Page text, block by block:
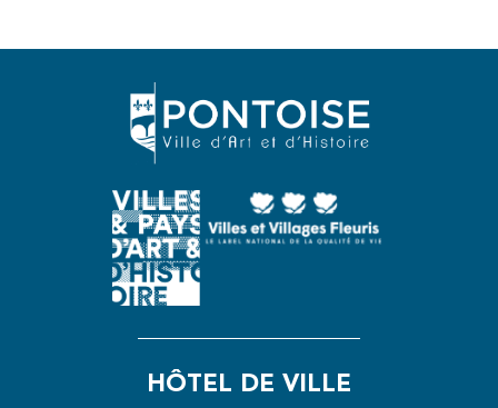
HÔTEL DE VILLE